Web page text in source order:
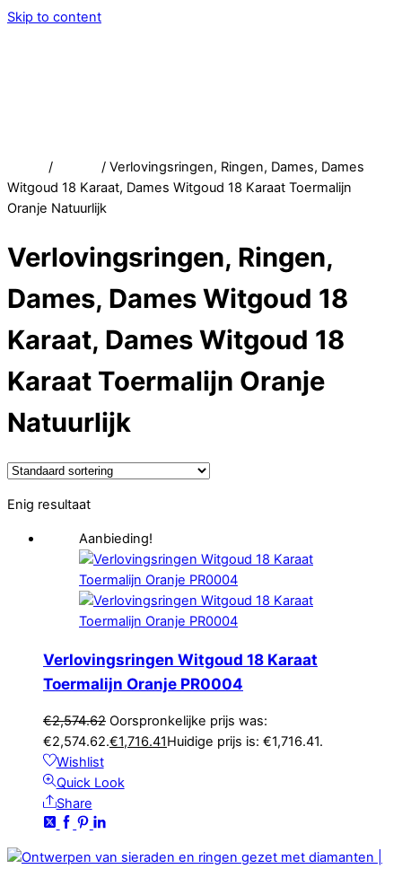
Skip to content
/
/ Verlovingsringen, Ringen, Dames, Dames
Witgoud 18 Karaat, Dames Witgoud 18 Karaat Toermalijn
Oranje Natuurlijk
Verlovingsringen, Ringen,
Dames, Dames Witgoud 18
Karaat, Dames Witgoud 18
Karaat Toermalijn Oranje
Natuurlijk
Enig resultaat
Aanbieding!
Verlovingsringen Witgoud 18 Karaat
Toermalijn Oranje PR0004
€2,574.62 Oorspronkelijke prijs was:
€2,574.62.€1,716.41Huidige prijs is: €1,716.41.
Wishlist
Quick Look
Share